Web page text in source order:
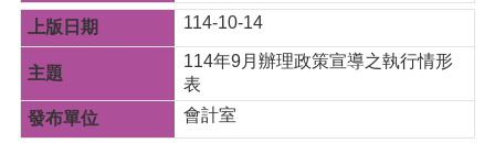
園
市
府
E
114-10-14
114年9月辦理政策宣導之執行情形
表
會計室